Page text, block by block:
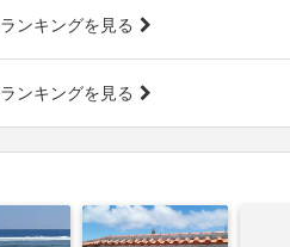
ンキングを見る
ンキングを見る